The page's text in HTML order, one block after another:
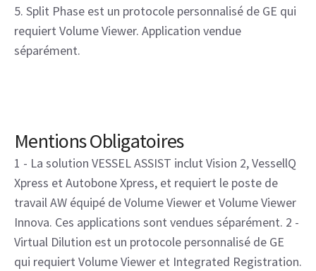
5. Split Phase est un protocole personnalisé de GE qui
requiert Volume Viewer. Application vendue
séparément.
Mentions Obligatoires
1 - La solution VESSEL ASSIST inclut Vision 2, VessellQ
Xpress et Autobone Xpress, et requiert le poste de
travail AW équipé de Volume Viewer et Volume Viewer
Innova. Ces applications sont vendues séparément. 2 -
Virtual Dilution est un protocole personnalisé de GE
qui requiert Volume Viewer et Integrated Registration.